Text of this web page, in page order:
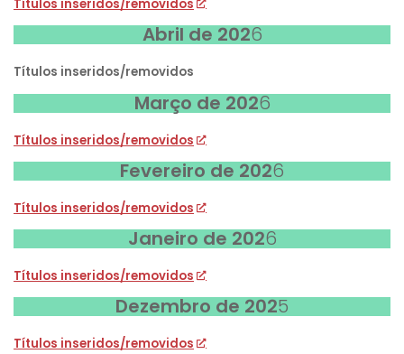
Títulos inseridos/removidos
Abril de 2026
Títulos inseridos/removidos
Março de 2026
Títulos inseridos/removidos
Fevereiro de 2026
Títulos inseridos/removidos
Janeiro de 2026
Títulos inseridos/removidos
Dezembro de 2025
Títulos inseridos/removidos